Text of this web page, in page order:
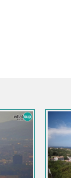
/ Senj
Park književnika i